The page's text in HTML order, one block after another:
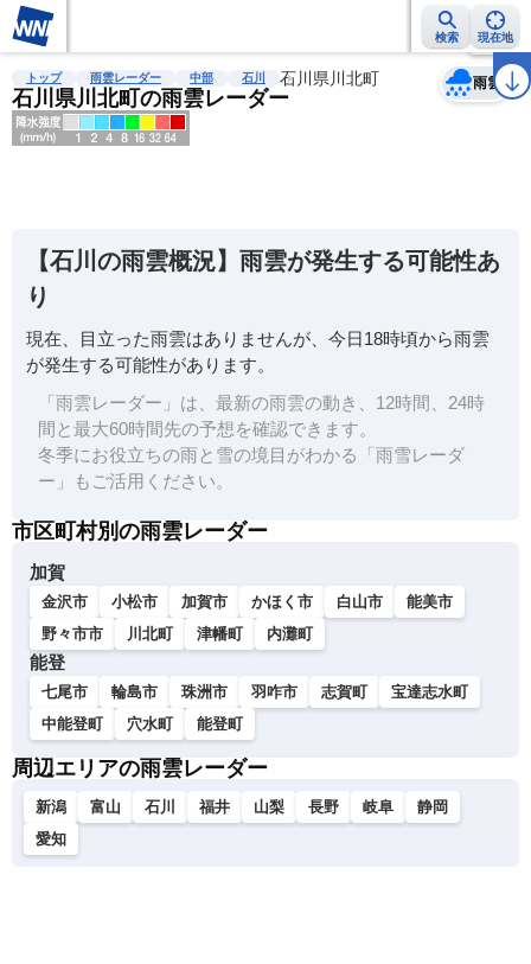
検索 現在地
雨雲レーダー 台風情報 地震情報 警報・注意報 2週間天気 ラ
トップ 雨雲レーダー 中部 石川 石川県川北町
石川県川北町の雨雲レーダー
雨雲
天気 台風
【石川の雨雲概況】雨雲が発生する可能性あ
り
現在、目立った雨雲はありませんが、今日18時頃から雨雲
が発生する可能性があります。
「雨雲レーダー」は、最新の雨雲の動き、12時間、24時
間と最大60時間先の予想を確認できます。
冬季にお役立ちの雨と雪の境目がわかる「雨雪レーダ
ー」もご活用ください。
市区町村別の雨雲レーダー
加賀
金沢市 小松市 加賀市 かほく市 白山市
能美市
野々市市
川北町 津幡町 内灘町
能登
七尾市 輪島市 珠洲市 羽咋市 志賀町
宝達志水町
中能登町
穴水町 能登町
周辺エリアの雨雲レーダー
新潟 富山 石川 福井 山梨 長野 岐阜
静岡
愛知